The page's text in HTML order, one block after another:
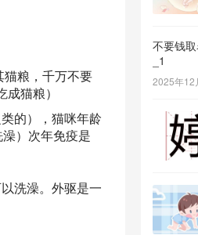
猫粮，千万不要
猫粮）
的），猫咪年龄
）次年免疫是
洗澡。外驱是一
不要钱
_1
2025年12